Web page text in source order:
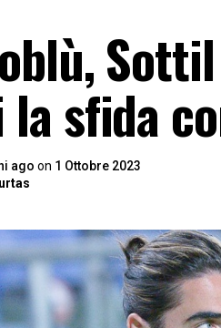
la sfida
ago on 1 Ottobre 2023